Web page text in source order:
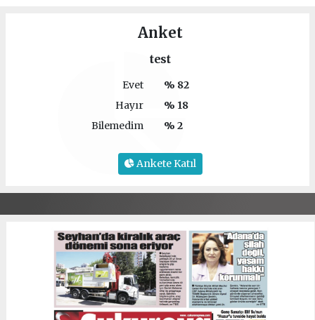
Anket
test
Evet
% 82
Hayır
% 18
Bilemedim
% 2
Ankete Katıl